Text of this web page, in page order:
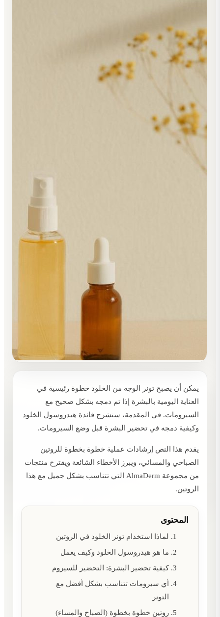
يمكن أن يصبح تونر الوجه من الخلود خطوة رئيسية في
العناية اليومية بالبشرة إذا تم دمجه بشكل صحيح مع
السيرومات. في المقدمة، سنشرح فائدة هيدروسول الخلود
وكيفية دمجه في تحضير البشرة قبل وضع السيرومات.
يقدم هذا النص إرشادات عملية خطوة بخطوة للروتين
الصباحي والمسائي، ويبرز الأخطاء الشائعة ويقترح منتجات
من مجموعة AlmaDerm التي تتناسب بشكل جميل مع هذا
الروتين.
المحتوى
لماذا استخدام تونر الخلود في الروتين
ما هو هيدروسول الخلود وكيف يعمل
كيفية تحضير البشرة: التحضير للسيروم
أي سيرومات تتناسب بشكل أفضل مع
التونر
روتين خطوة بخطوة (الصباح والمساء)